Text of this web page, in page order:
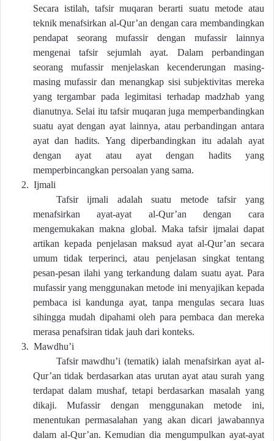
Secara istilah, tafsir muqaran berarti suatu metode atau
teknik menafsirkan al-Qur’an dengan cara membandingkan
pendapat seorang mufassir dengan mufassir lainnya
mengenai tafsir sejumlah ayat. Dalam perbandingan
seorang mufassir menjelaskan kecenderungan masing-
masing mufassir dan menangkap sisi subjektivitas mereka
yang tergambar pada legimitasi terhadap madzhab yang
dianutnya. Selai itu tafsir muqaran juga memperbandingkan
suatu ayat dengan ayat lainnya, atau perbandingan antara
ayat dan hadits. Yang diperbandingkan itu adalah ayat
dengan ayat atau ayat dengan hadits yang
memperbincangkan persoalan yang sama.
2. Ijmali
Tafsir ijmali adalah suatu metode tafsir yang
menafsirkan ayat-ayat al-Qur’an dengan cara
mengemukakan makna global. Maka tafsir ijmalai dapat
artikan kepada penjelasan maksud ayat al-Qur’an secara
umum tidak terperinci, atau penjelasan singkat tentang
pesan-pesan ilahi yang terkandung dalam suatu ayat. Para
mufassir yang menggunakan metode ini menyajikan kepada
pembaca isi kandunga ayat, tanpa mengulas secara luas
sihingga mudah dipahami oleh para pembaca dan mereka
merasa penafsiran tidak jauh dari konteks.
3. Mawdhu’i
Tafsir mawdhu’i (tematik) ialah menafsirkan ayat al-
Qur’an tidak berdasarkan atas urutan ayat atau surah yang
terdapat dalam mushaf, tetapi berdasarkan masalah yang
dikaji. Mufassir dengan menggunakan metode ini,
menentukan permasalahan yang akan dicari jawabannya
dalam al-Qur’an. Kemudian dia mengumpulkan ayat-ayat